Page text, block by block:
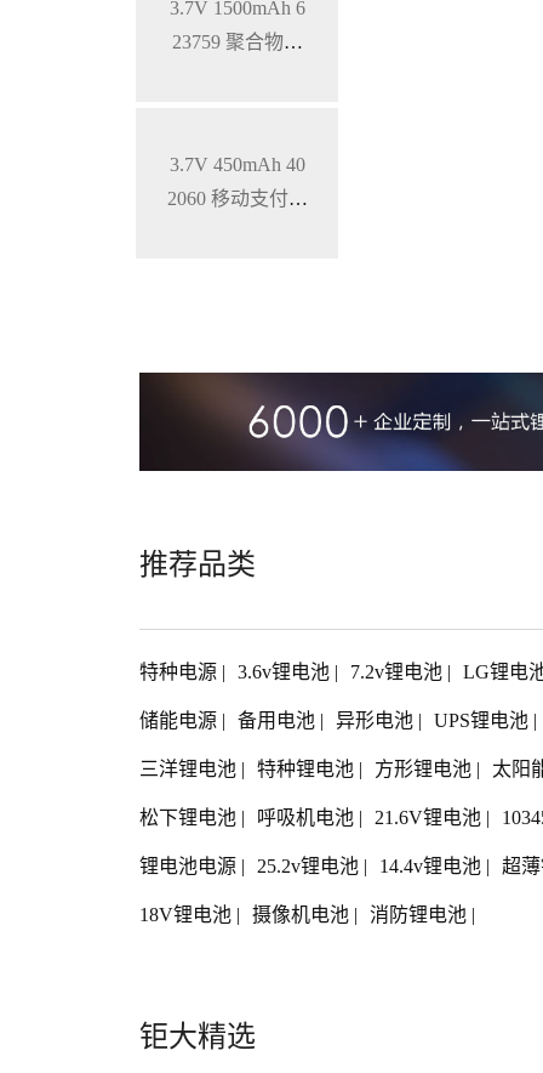
3.7V 1500mAh 6
23759 聚合物锂
3.7V 450mAh 40
2060 移动支付终
推荐品类
特种电源 | 3.6v锂电池 | 7.2v锂电池 | LG锂电
储能电源 | 备用电池 | 异形电池 | UPS锂电池 |
三洋锂电池 | 特种锂电池 | 方形锂电池 | 太阳
松下锂电池 | 呼吸机电池 | 21.6V锂电池 |
锂电池电源 | 25.2v锂电池 | 14.4v锂电池 | 超
18V锂电池 | 摄像机电池 | 消防锂电池 |
钜大精选